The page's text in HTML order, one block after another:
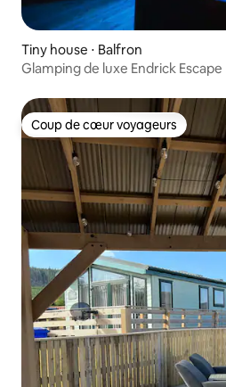
Tiny house ⋅ Balfron
Glamping de luxe Endrick Escape
Coup de cœur voyageurs
Coup de cœur voyageurs